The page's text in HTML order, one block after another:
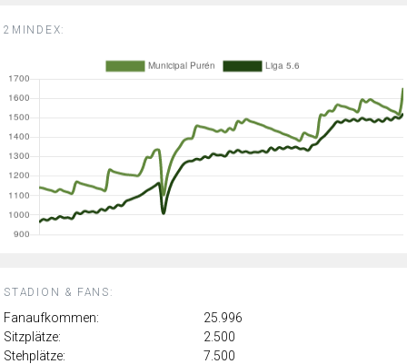
2MINDEX:
STADION & FANS:
Fanaufkommen:
25.996
Sitzplätze:
2.500
Stehplätze:
7.500